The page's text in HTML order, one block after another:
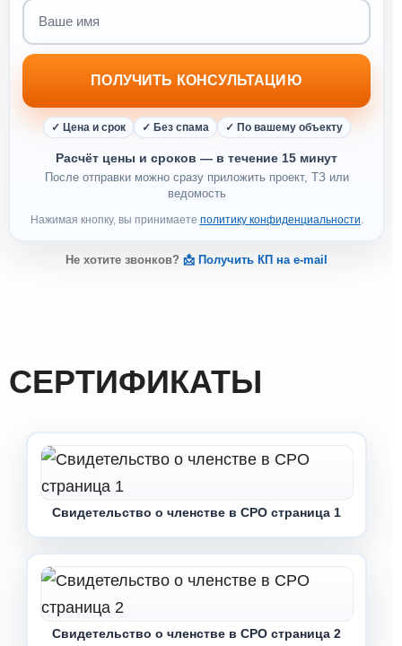
Ваше имя
ПОЛУЧИТЬ КОНСУЛЬТАЦИЮ
✓ Цена и срок ✓ Без спама ✓ По вашему объекту
Расчёт цены и сроков — в течение 15 минут
После отправки можно сразу приложить проект, ТЗ или
ведомость
Нажимая кнопку, вы принимаете политику конфиденциальности
Не хотите звонков? 📩 Получить КП на e-mail
СЕРТИФИКАТЫ
Свидетельство о членстве в СРО страница 1
Свидетельство о членстве в СРО страница 2